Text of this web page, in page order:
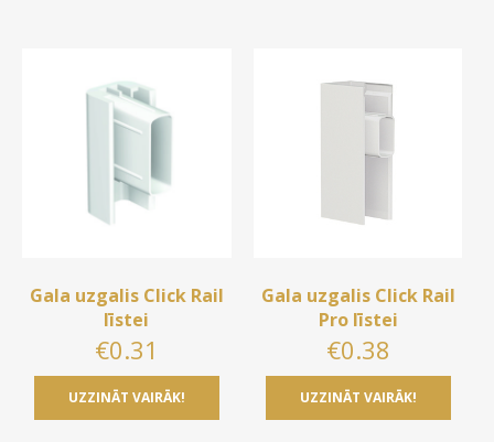
Gala uzgalis Click Rail
līstei
€0.31
UZZINĀT VAIRĀK!
Gala uzgalis Click Rail
Pro līstei
€0.38
UZZINĀT VAIRĀK!